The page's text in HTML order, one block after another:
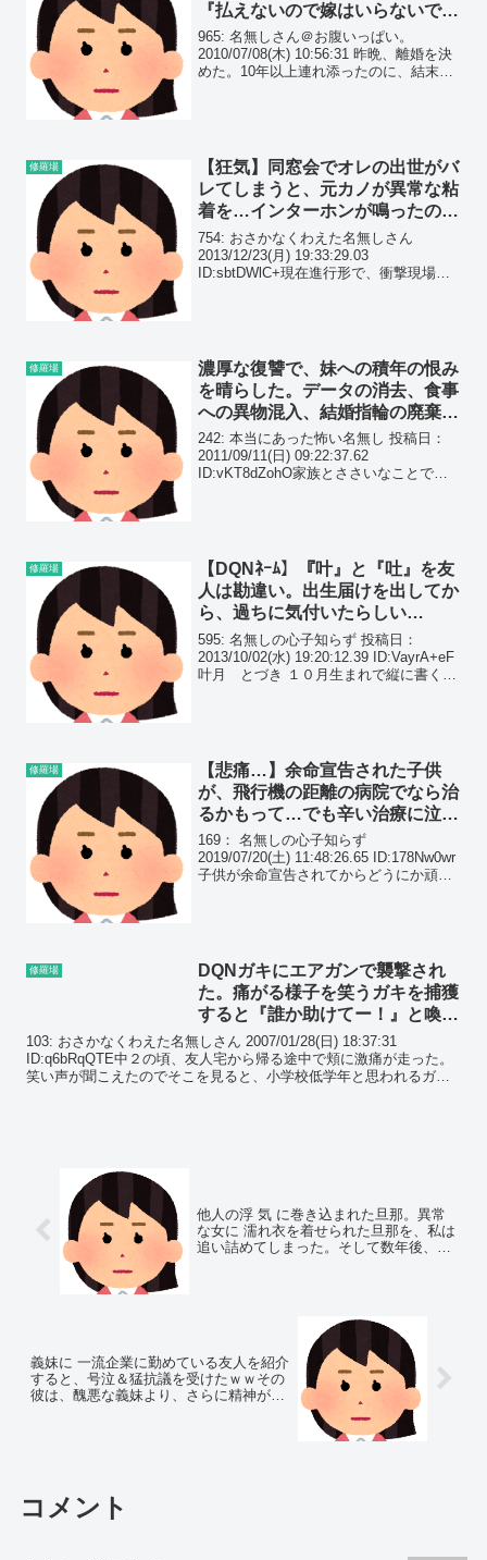
『払えないので嫁はいらないで
す』オレ『こちらもいらないです
ｗ』
965: 名無しさん＠お腹いっぱい。
2010/07/08(木) 10:56:31 昨晩、離婚を決
めた。10年以上連れ添ったのに、結末は
修羅場
【狂気】同窓会でオレの出世がバ
レてしまうと、元カノが異常な粘
着を…インターホンが鳴ったので
見ると、そこには元カノの姿が…
754: おさかなくわえた名無しさん
2013/12/23(月) 19:33:29.03
ID:sbtDWlC+現在進行形で、衝撃現場。
修羅場
濃厚な復讐で、妹への積年の恨み
を晴らした。データの消去、食事
への異物混入、結婚指輪の廃棄、
錯乱した妹は…
242: 本当にあった怖い名無し 投稿日：
2011/09/11(日) 09:22:37.62
ID:vKT8dZohO家族とささいなことで喧
修羅場
【DQNﾈｰﾑ】『叶』と『吐』を友
人は勘違い。出生届けを出してか
ら、過ちに気付いたらしい…
595: 名無しの心子知らず 投稿日：
2013/10/02(水) 19:20:12.39 ID:VayrA+eF
叶月 とづき １０月生まれで縦に書くと
修羅場
【悲痛…】余命宣告された子供
が、飛行機の距離の病院でなら治
るかもって…でも辛い治療に泣き
叫ぶ我が子を私が支えられる自信
が…
169： 名無しの心子知らず
2019/07/20(土) 11:48:26.65 ID:178Nw0wr
子供が余命宣告されてからどうにか頑張
修羅場
DQNガキにエアガンで襲撃され
た。痛がる様子を笑うガキを捕獲
すると『誰か助けてー！』と喚か
れた…
103: おさかなくわえた名無しさん 2007/01/28(日) 18:37:31
ID:q6bRqQTE中２の頃、友人宅から帰る途中で頬に激痛が走った。
笑い声が聞こえたのでそこを見ると、小学校低学年と思われるガキ
他人の浮 気 に巻き込まれた旦那。異常
な女に 濡れ衣を着せられた旦那を、私は
追い詰めてしまった。そして数年後、突
義妹に 一流企業に勤めている友人を紹介
すると、号泣＆猛抗議を受けたｗｗその
彼は、醜悪な義妹より、さらに精神が偏
コメント